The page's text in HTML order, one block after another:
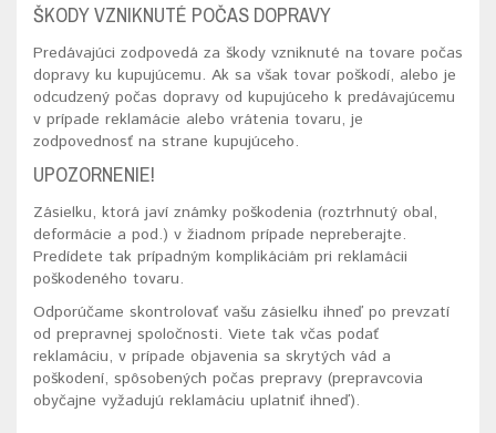
ŠKODY VZNIKNUTÉ POČAS DOPRAVY
Predávajúci zodpovedá za škody vzniknuté na tovare počas
dopravy ku kupujúcemu. Ak sa však tovar poškodí, alebo je
odcudzený počas dopravy od kupujúceho k predávajúcemu
v prípade reklamácie alebo vrátenia tovaru, je
zodpovednosť na strane kupujúceho.
UPOZORNENIE!
Zásielku, ktorá javí známky poškodenia (roztrhnutý obal,
deformácie a pod.) v žiadnom prípade nepreberajte.
Predídete tak prípadným komplikáciám pri reklamácii
poškodeného tovaru.
Odporúčame skontrolovať vašu zásielku ihneď po prevzatí
od prepravnej spoločnosti. Viete tak včas podať
reklamáciu, v prípade objavenia sa skrytých vád a
poškodení, spôsobených počas prepravy (prepravcovia
obyčajne vyžadujú reklamáciu uplatniť ihneď).